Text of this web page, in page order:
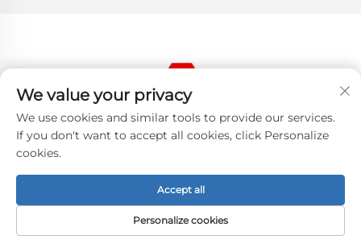
We value your privacy
We use cookies and similar tools to provide our services.
If you don't want to accept all cookies, click Personalize
cookies.
Personalize cookies
Accept all